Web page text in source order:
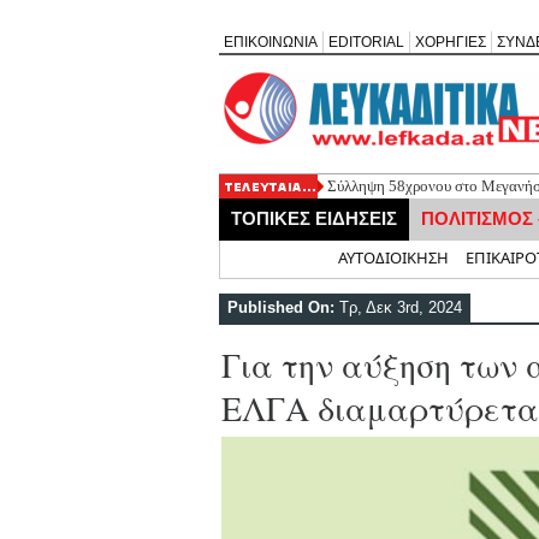
ΕΠΙΚΟΙΝΩΝΙΑ EDITORIAL ΧΟΡΗΓΙΕΣ
Σύλληψη 58χρονου στο
Δύο συλλήψεις για κατοχή
Mέχρι τον Άγιο Νικόλαο
Αφιέρωμα στον Ηλία Λογοθέτη
Γράμμο
ΤΟΠΙΚΕΣ ΕΙΔΗΣΕΙΣ
ΑΥΤΟΔΙΟΙΚΗΣΗ
Published On: Τρ, Δεκ 3rd, 2024
Για την αύξηση των
ΕΛΓΑ